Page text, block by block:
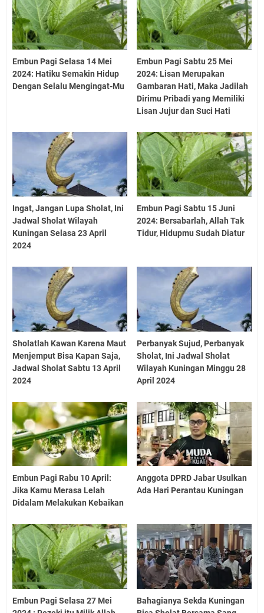
Embun Pagi Selasa 14 Mei
2024: Hatiku Semakin Hidup
Dengan Selalu Mengingat-Mu
Embun Pagi Sabtu 25 Mei
2024: Lisan Merupakan
Gambaran Hati, Maka Jadilah
Dirimu Pribadi yang Memiliki
Lisan Jujur dan Suci Hati
Ingat, Jangan Lupa Sholat, Ini
Jadwal Sholat Wilayah
Kuningan Selasa 23 April
2024
Embun Pagi Sabtu 15 Juni
2024: Bersabarlah, Allah Tak
Tidur, Hidupmu Sudah Diatur
Sholatlah Kawan Karena Maut
Menjemput Bisa Kapan Saja,
Jadwal Sholat Sabtu 13 April
2024
Perbanyak Sujud, Perbanyak
Sholat, Ini Jadwal Sholat
Wilayah Kuningan Minggu 28
April 2024
Embun Pagi Rabu 10 April:
Jika Kamu Merasa Lelah
Didalam Melakukan Kebaikan
Anggota DPRD Jabar Usulkan
Ada Hari Perantau Kuningan
Embun Pagi Selasa 27 Mei
Bahagianya Sekda Kuningan